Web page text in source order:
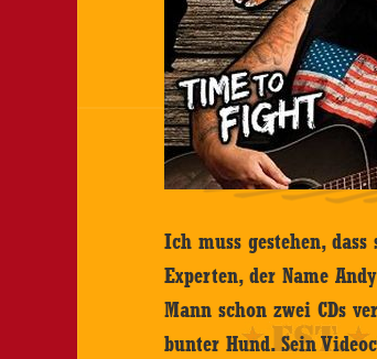
Ich muss gestehen,
Experten, der Name
Mann schon zwei CDs
bunter Hund. Sein